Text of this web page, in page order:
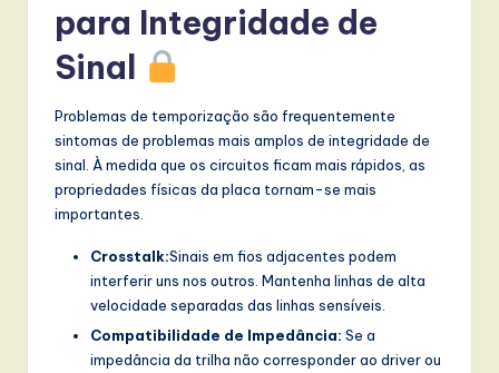
para Integridade de
Sinal
Problemas de temporização são frequentemente
sintomas de problemas mais amplos de integridade de
sinal. À medida que os circuitos ficam mais rápidos, as
propriedades físicas da placa tornam-se mais
importantes.
Crosstalk:Sinais em fios adjacentes podem
interferir uns nos outros. Mantenha linhas de alta
velocidade separadas das linhas sensíveis.
Compatibilidade de Impedância: Se a
impedância da trilha não corresponder ao driver ou